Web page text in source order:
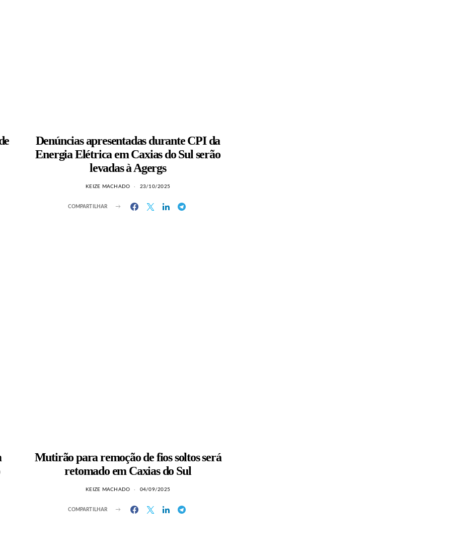
Denúncias apresentadas durante CPI da
Energia Elétrica em Caxias do Sul serão
levadas à Agergs
KEIZE MACHADO 23/10/2025
COMPARTILHAR
Mutirão para remoção de fios soltos será
retomado em Caxias do Sul
KEIZE MACHADO 04/09/2025
COMPARTILHAR